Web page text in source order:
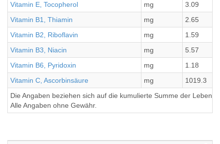
Vitamin E, Tocopherol
mg
3.09
Vitamin B1, Thiamin
mg
2.65
Vitamin B2, Riboflavin
mg
1.59
Vitamin B3, Niacin
mg
5.57
Vitamin B6, Pyridoxin
mg
1.18
Vitamin C, Ascorbinsäure
mg
1019.3
Die Angaben beziehen sich auf die kumulierte Summe der
Alle Angaben ohne Gewähr.